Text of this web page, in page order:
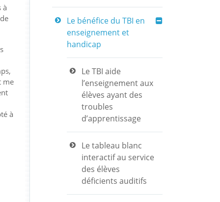
à
me
à
Le bénéfice du TBI en
enseignement et
handicap
Le TBI aide
l’enseignement aux
élèves ayant des
troubles
d’apprentissage
Le tableau blanc
interactif au service
des élèves
déficients auditifs